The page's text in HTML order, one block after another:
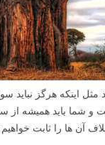
اینکه هرگز نباید
شما باید همیشه از سه
آن ها را ثابت خواهیم